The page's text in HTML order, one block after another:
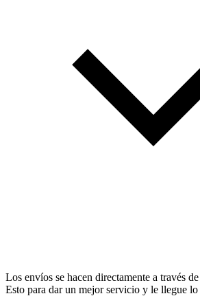
Los envíos se hacen directamente a través
Esto para dar un mejor servicio y le llegue